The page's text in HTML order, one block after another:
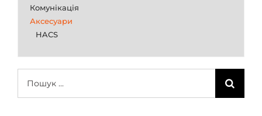
Комунікація
Аксесуари
HACS